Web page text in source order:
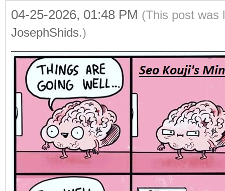
04-25-2026, 01:48 PM (This post was
JosephShids.)